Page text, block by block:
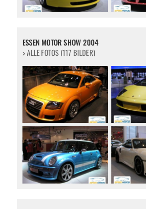
ESSEN MOTOR SHOW 2004
> ALLE FOTOS (117 BILDER)